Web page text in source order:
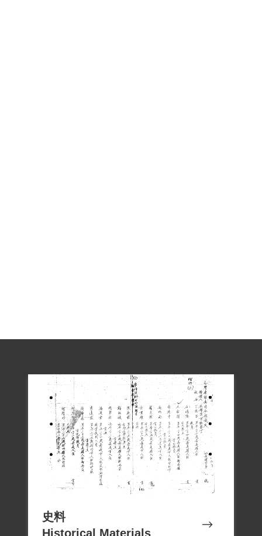
史料
Historical Materials